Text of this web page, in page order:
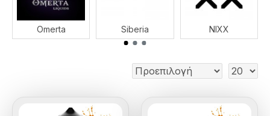
Omerta Siberia NIXX